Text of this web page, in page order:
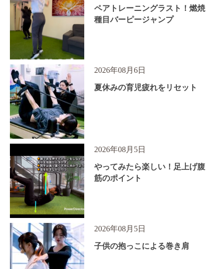
ペアトレーニングラスト！燃焼
種目バーピージャンプ
2026年08月6日
夏休みの育児疲れをリセット
2026年08月5日
やってみたら楽しい！足上げ腹
筋のポイント
2026年08月5日
子供の抱っこによる巻き肩